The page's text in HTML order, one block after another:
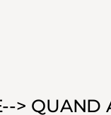
> QUAND